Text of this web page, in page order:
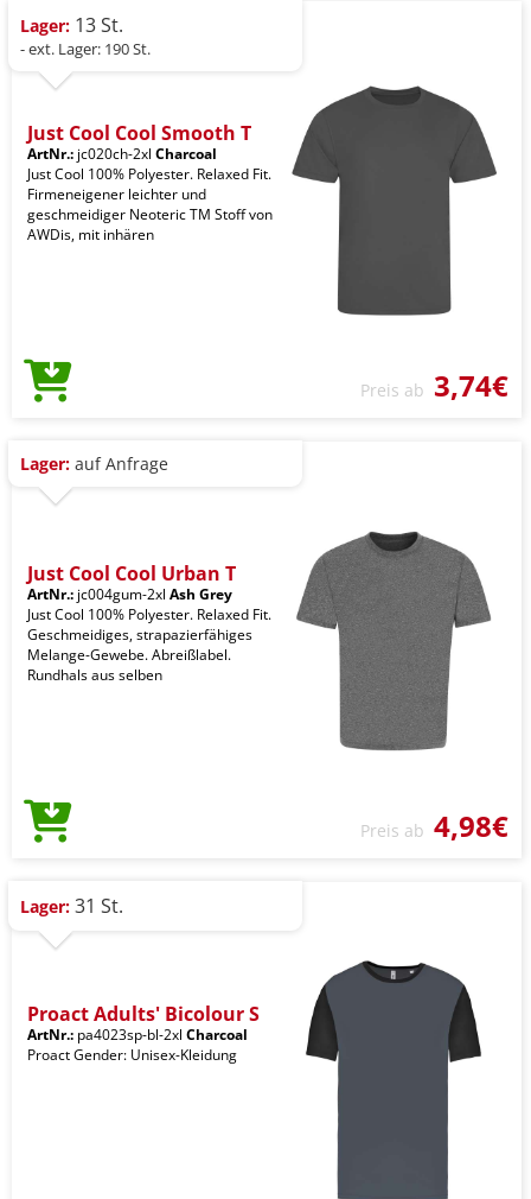
Lager: 13 St.
- ext. Lager: 190 St.
Just Cool Cool Smooth T
ArtNr.: jc020ch-2xl Charcoal
Just Cool 100% Polyester. Relaxed Fit.
Firmeneigener leichter und
geschmeidiger Neoteric TM Stoff von
AWDis, mit inhären
Preis ab 3,74€
Lager: auf Anfrage
Just Cool Cool Urban T
ArtNr.: jc004gum-2xl Ash Grey
Just Cool 100% Polyester. Relaxed Fit.
Geschmeidiges, strapazierfähiges
Melange-Gewebe. Abreißlabel.
Rundhals aus selben
Preis ab 4,98€
Lager: 31 St.
Proact Adults' Bicolour S
ArtNr.: pa4023sp-bl-2xl Charcoal
Proact Gender: Unisex-Kleidung